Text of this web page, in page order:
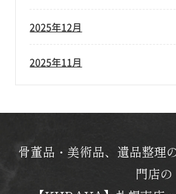
2025年12月
2025年11月
骨董品・美術品、遺品整理
門店の